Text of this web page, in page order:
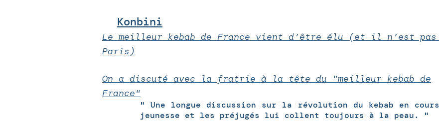
Konbini
Le meilleur kebab de France vient d’être élu (et il n’est pas
Paris)
On a discuté avec la fratrie à la tête du "meilleur kebab de
France"
" Une longue discussion sur la révolution du kebab en
jeunesse et les préjugés lui collent toujours à la peau. "